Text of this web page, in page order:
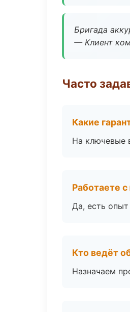
Бригада
— Клиент
Часто
Какие
На ключевые
Работаете
Да, есть
Кто ведёт
Назначаем